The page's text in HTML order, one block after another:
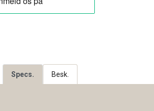
Specs. Besk.